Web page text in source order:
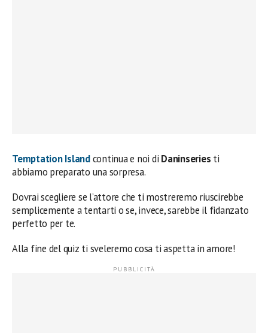
Temptation Islandcontinua e noi di Daninseries ti
abbiamo preparato una sorpresa.
Dovrai scegliere se l’attore che ti mostreremo riuscirebbe
semplicemente a tentarti o se, invece, sarebbe il fidanzato
perfetto per te.
Alla fine del quiz ti sveleremo cosa ti aspetta in amore!